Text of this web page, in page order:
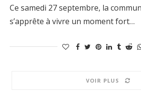
Ce samedi 27 septembre, la
s’apprête à vivre un moment fort…
VOIR PLUS